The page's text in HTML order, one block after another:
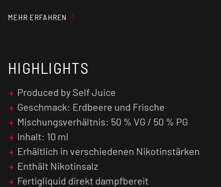
Zigaretten-Setoder
reinigen und den Verdampferkopf ggf. zu
tauschen.
Nikotinsalz Liquids sind im Vergleich zu
normalen nikotinhaltigen E-Liquids weniger
kratzig und verursachen einen geringen Flash
(Throat Hit). Zusätzlich wird das Nikotinsalz
schneller vom menschlichen Organismus
verarbeitet, was zu einer früheren
Nikotinsättigung führt.
MEHR ERFAHREN
HIGHLIGHTS
Produced by Self Juice
Geschmack: Erdbeere und Frische
Mischungsverhältnis: 50 % VG / 50 % PG
Inhalt: 10 ml
Erhältlich in verschiedenen Nikotinstärken
Enthält Nikotinsalz
Fertigliquid direkt dampfbereit